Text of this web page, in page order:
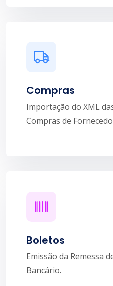
Compras
Importação do XML
Compras de
Boletos
Emissão da Remessa
Bancário.